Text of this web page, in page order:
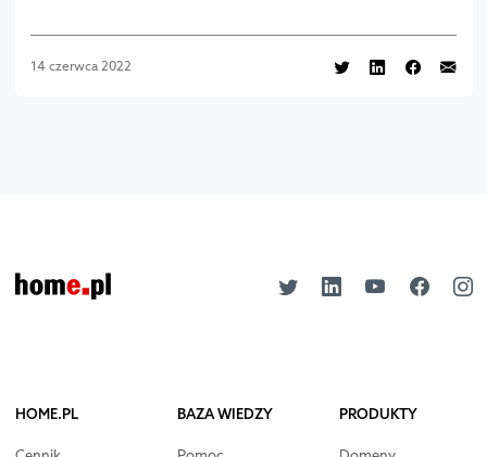
14 czerwca 2022
HOME.PL BAZA WIEDZY PRODUKTY